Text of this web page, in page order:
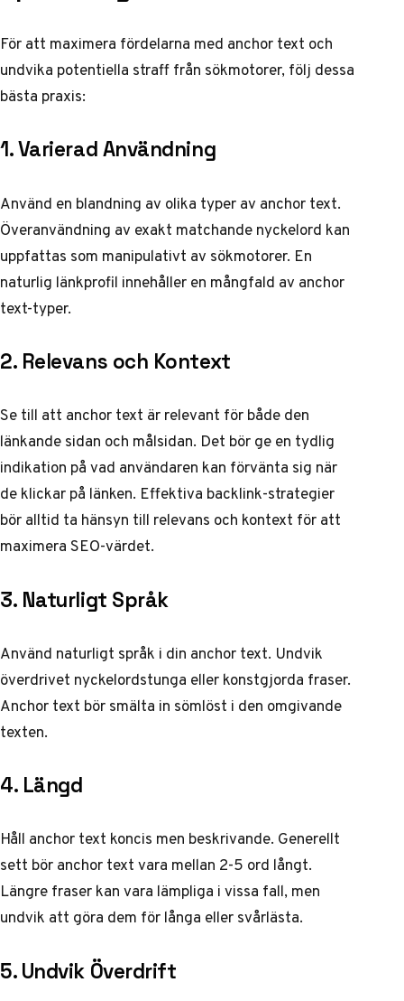
För att maximera fördelarna med anchor text och
undvika potentiella straff från sökmotorer, följ dessa
bästa praxis:
1. Varierad Användning
Använd en blandning av olika typer av anchor text.
Överanvändning av exakt matchande nyckelord kan
uppfattas som manipulativt av sökmotorer. En
naturlig länkprofil innehåller en mångfald av anchor
text-typer.
2. Relevans och Kontext
Se till att anchor text är relevant för både den
länkande sidan och målsidan. Det bör ge en tydlig
indikation på vad användaren kan förvänta sig när
de klickar på länken. Effektiva backlink-strategier
bör alltid ta hänsyn till relevans och kontext för att
maximera SEO-värdet.
3. Naturligt Språk
Använd naturligt språk i din anchor text. Undvik
överdrivet nyckelordstunga eller konstgjorda fraser.
Anchor text bör smälta in sömlöst i den omgivande
texten.
4. Längd
Håll anchor text koncis men beskrivande. Generellt
sett bör anchor text vara mellan 2-5 ord långt.
Längre fraser kan vara lämpliga i vissa fall, men
undvik att göra dem för långa eller svårlästa.
5. Undvik Överdrift